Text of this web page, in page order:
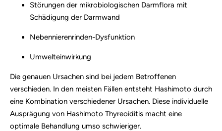
Störungen der mikrobiologischen Darmflora mit
Schädigung der Darmwand
Nebennierenrinden-Dysfunktion
Umwelteinwirkung
Die genauen Ursachen sind bei jedem Betroffenen
verschieden. In den meisten Fällen entsteht Hashimoto durch
eine Kombination verschiedener Ursachen. Diese individuelle
Ausprägung von Hashimoto Thyreoiditis macht eine
optimale Behandlung umso schwieriger.